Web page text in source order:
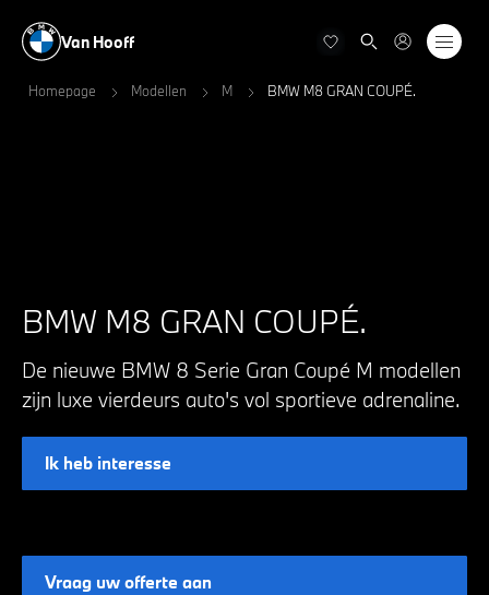
Van Hooff
Homepage Modellen M BMW M8 GRAN COUPÉ.
BMW M8 GRAN COUPÉ.
De nieuwe BMW 8 Serie Gran Coupé M modellen
zijn luxe vierdeurs auto's vol sportieve adrenaline.
Ik heb interesse
Vraag uw offerte aan